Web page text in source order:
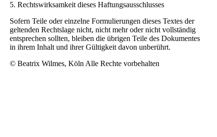
5. Rechtswirksamkeit dieses Haftungsausschlusses
Sofern Teile oder einzelne Formulierungen dieses Textes der
geltenden Rechtslage nicht, nicht mehr oder nicht vollständig
entsprechen sollten, bleiben die übrigen Teile des Dokumentes
in ihrem Inhalt und ihrer Gültigkeit davon unberührt.
© Beatrix Wilmes, Köln Alle Rechte vorbehalten